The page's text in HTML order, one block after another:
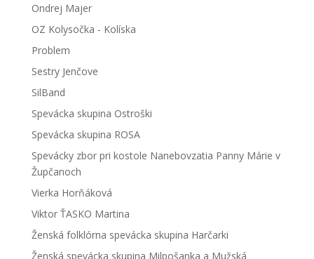
Ondrej Majer
OZ Kolysočka - Kolíska
Problem
Sestry Jenčove
SilBand
Spevácka skupina Ostroški
Spevácka skupina ROSA
Spevácky zbor pri kostole Nanebovzatia Panny Márie v
Župčanoch
Vierka Horňáková
Viktor ŤASKO Martina
Ženská folklórna spevácka skupina Harčarki
Ženská spevácka skupina Milpošanka a Mužská